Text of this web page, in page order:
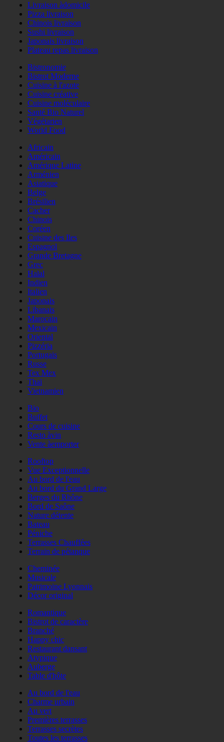
Livraison àdomicile
Pizza livraison
Chinois livraison
Sushi livraison
Japonais livraison
Plateau repas livraison
Bistronomie
Bistrot Moderne
Cuisine à l'azote
Cuisine créative
Cuisine moléculaire
Santé Bio Naturel
Végétarien
World Food
Africain
Américain
Amérique Latine
Arménien
Asiatique
Belge
Brésilien
Cacher
Chinois
Coréen
Cuisine des Iles
Espagnol
Grande Bretagne
Grec
Halal
Indien
Italien
Japonais
Libanais
Marocain
Mexicain
Oriental
Pizzéria
Portugais
Russe
Tex Mex
Thaï
Vietnamien
Bio
Buffet
Cours de cuisine
Resto àvin
Vente àemporter
Rooftop
Vue Exceptionnelle
Au bord de l'eau
Au bord du Grand Large
Berges du Rhône
Bord de Saône
Nature détente
Bateau
Péniche
Terrasses Chauffées
Terrain de pétanque
Cheminée
Musicale
Patrimoine Lyonnais
Décor original
Romantique
Bistrot de caractère
Branché
Happy chic
Restaurant dansant
Atypique
Auberge
Table d'hôte
Au bord de l'eau
Charme urbain
Au vert
Premières terrasses
Terrasses secrètes
Toutes les terrasses